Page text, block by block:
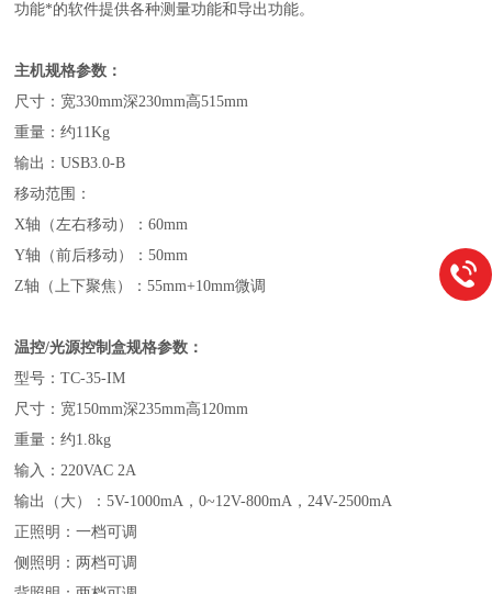
功能*的软件提供各种测量功能和导出功能。
主机规格参数：
尺寸：宽330mm深230mm高515mm
重量：约11Kg
输出：USB3.0-B
移动范围：
X轴（左右移动）：60mm
Y轴（前后移动）：50mm
Z轴（上下聚焦）：55mm+10mm微调
温控/光源控制盒规格参数：
型号：TC-35-IM
尺寸：宽150mm深235mm高120mm
重量：约1.8kg
输入：220VAC 2A
输出（大）：5V-1000mA，0~12V-800mA，24V-2500mA
正照明：一档可调
侧照明：两档可调